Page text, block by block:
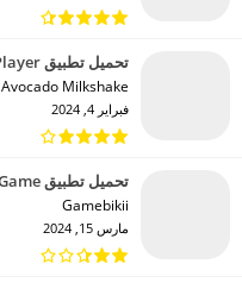
تحميل تطبيق Provid Video Player مهكر للاندرويد 2024
Avocado Milkshake‏
فبراير 4, 2024
تحميل تطبيق Bikii Cloud Game مهكر للاندرويد 2024
Gamebikii‏
مارس 15, 2024